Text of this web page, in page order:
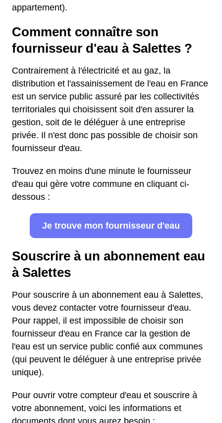
appartement).
Comment connaître son
fournisseur d'eau à Salettes ?
Contrairement à l'électricité et au gaz, la
distribution et l'assainissement de l'eau en France
est un service public assuré par les collectivités
territoriales qui choisissent soit d'en assurer la
gestion, soit de le déléguer à une entreprise
privée. Il n'est donc pas possible de choisir son
fournisseur d'eau.
Trouvez en moins d'une minute le fournisseur
d'eau qui gère votre commune en cliquant ci-
dessous :
Je trouve mon fournisseur d'eau
Souscrire à un abonnement eau
à Salettes
Pour souscrire à un abonnement eau à Salettes,
vous devez contacter votre fournisseur d'eau.
Pour rappel, il est impossible de choisir son
fournisseur d'eau en France car la gestion de
l'eau est un service public confié aux communes
(qui peuvent le déléguer à une entreprise privée
unique).
Pour ouvrir votre compteur d'eau et souscrire à
votre abonnement, voici les informations et
documents dont vous aurez besoin :